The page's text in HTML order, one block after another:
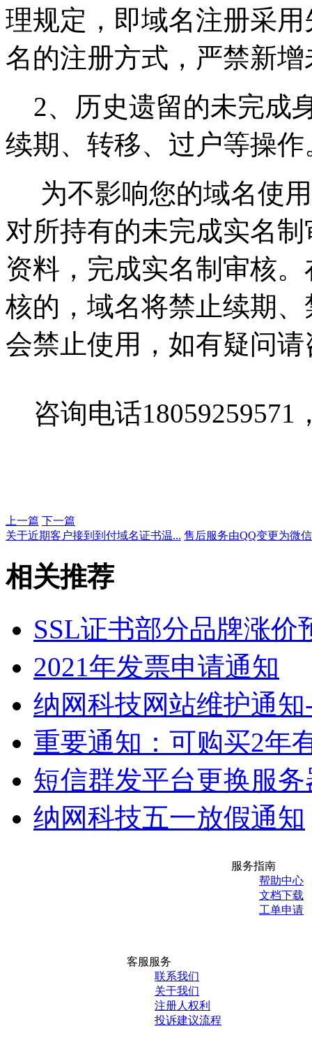
理规定，即域名注册采
名的注册方式，严禁新
2、历史遗留的未完成
续期、转移、过户等操作
为不影响您的域名使用
对所持有的未完成实名
资料，完成实名制审核
核的，域名将禁止续期
会禁止使用，如有疑问
咨询电话18059259571
上一篇 下一篇
关于近期客户接到到付域名证书温... 售后服务由QQ变更为微
相关推荐
SSL证书部分品牌涨价
2021年发票申请通知
纳网科技网站维护通知
重要通知：可购买2年
短信群发平台更换服
纳网科技五一放假通知
服务指南
帮助中心
文档下载
工单申请
客服服务
联系我们
关于我们
注册人权利
投诉建议流程